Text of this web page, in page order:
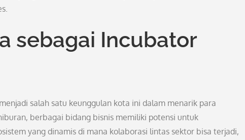
sebagai Incubator
salah satu keunggulan kota ini dalam menarik para
berbagai bidang bisnis memiliki potensi untuk
yang dinamis di mana kolaborasi lintas sektor bisa terjadi,